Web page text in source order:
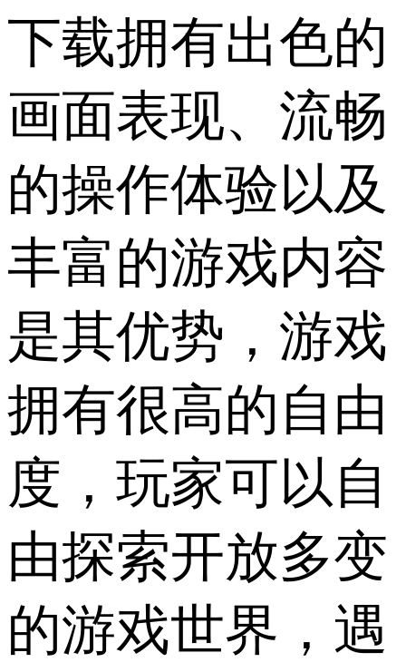
下载拥有出色的
画面表现、流畅
的操作体验以及
丰富的游戏内容
是其优势，游戏
拥有很高的自由
度，玩家可以自
由探索开放多变
的游戏世界，遇